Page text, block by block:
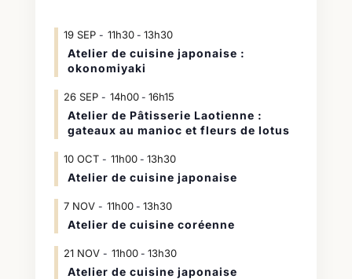
19 SEP 11h30- 13h30
Atelier de cuisine japonaise :
okonomiyaki
26 SEP 14h00- 16h15
Atelier de Pâtisserie Laotienne :
gateaux au manioc et fleurs de lotus
10 OCT 11h00- 13h30
Atelier de cuisine japonaise
7 NOV 11h00- 13h30
Atelier de cuisine coréenne
21 NOV 11h00- 13h30
Atelier de cuisine japonaise